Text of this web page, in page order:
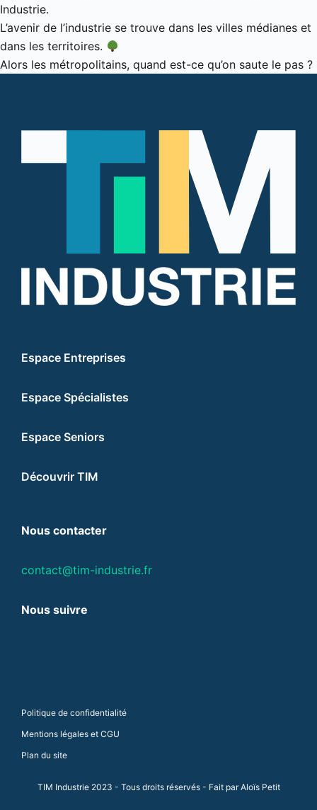
Industrie.
L’avenir de l’industrie se trouve dans les villes médianes et
dans les territoires.
Alors les métropolitains, quand est-ce qu’on saute le pas ?
Espace Entreprises
Espace Spécialistes
Espace Seniors
Découvrir TIM
Nous contacter
contact@tim-industrie.fr
Nous suivre
Politique de confidentialité
Mentions légales et CGU
Plan du site
TIM Industrie 2023 - Tous droits réservés - Fait parAloïs Petit